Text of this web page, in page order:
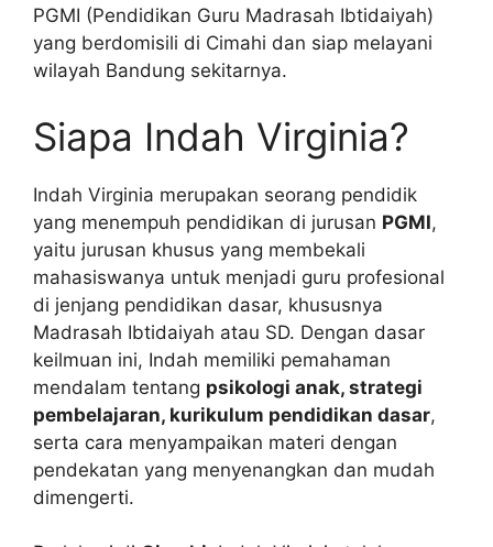
PGMI (Pendidikan Guru Madrasah Ibtidaiyah)
yang berdomisili di Cimahi dan siap melayani
wilayah Bandung sekitarnya.
Siapa Indah Virginia?
Indah Virginia merupakan seorang pendidik
yang menempuh pendidikan di jurusan PGMI,
yaitu jurusan khusus yang membekali
mahasiswanya untuk menjadi guru profesional
di jenjang pendidikan dasar, khususnya
Madrasah Ibtidaiyah atau SD. Dengan dasar
keilmuan ini, Indah memiliki pemahaman
mendalam tentang psikologi anak, strategi
pembelajaran, kurikulum pendidikan dasar,
serta cara menyampaikan materi dengan
pendekatan yang menyenangkan dan mudah
dimengerti.